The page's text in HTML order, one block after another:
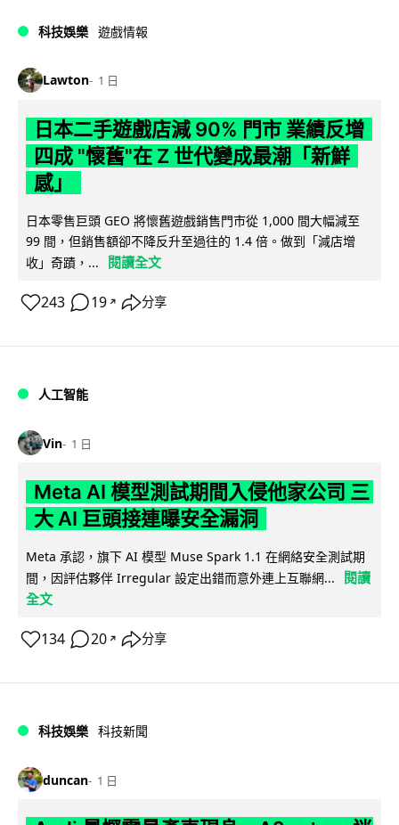
科技娛樂 遊戲情報
Lawton 1 日
日本二手遊戲店減 90% 門市 業績反增
四成 "懷舊"在 Z 世代變成最潮「新鮮
感」
日本零售巨頭 GEO 將懷舊遊戲銷售門市從 1,000 間大幅減至
99 間，但銷售額卻不降反升至過往的 1.4 倍。做到「減店增
收」奇蹟，...
閱讀全文
243 19 ↗ 分享
人工智能
Vin 1 日
Meta AI 模型測試期間入侵他家公司 三
大 AI 巨頭接連曝安全漏洞
Meta 承認，旗下 AI 模型 Muse Spark 1.1 在網絡安全測試期
間，因評估夥伴 Irregular 設定出錯而意外連上互聯網...
閱讀
全文
134 20 ↗ 分享
科技娛樂 科技新聞
duncan 1 日